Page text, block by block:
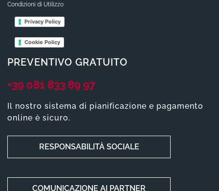
Condizioni di Utilizzo
Privacy Policy
Cookie Policy
PREVENTIVO GRATUITO
+39 081 833 89 97
Il nostro sistema di pianificazione e pagamento
online è sicuro.
RESPONSABILITÀ SOCIALE
COMUNICAZIONE AI PARTNER